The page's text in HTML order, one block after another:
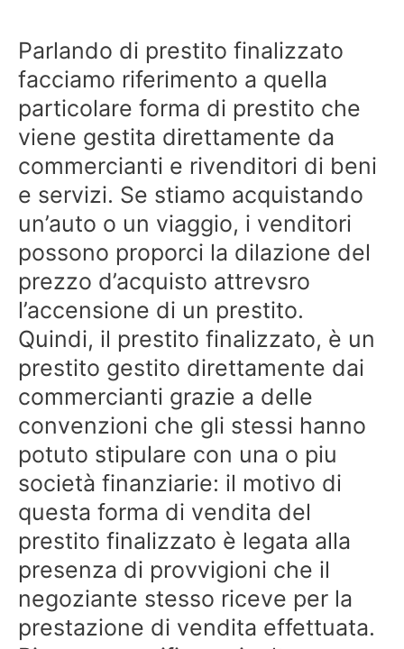
Parlando di prestito finalizzato
facciamo riferimento a quella
particolare forma di prestito che
viene gestita direttamente da
commercianti e rivenditori di beni
e servizi. Se stiamo acquistando
un’auto o un viaggio, i venditori
possono proporci la dilazione del
prezzo d’acquisto attrevsro
l’accensione di un prestito.
Quindi, il prestito finalizzato, è un
prestito gestito direttamente dai
commercianti grazie a delle
convenzioni che gli stessi hanno
potuto stipulare con una o piu
società finanziarie: il motivo di
questa forma di vendita del
prestito finalizzato è legata alla
presenza di provvigioni che il
negoziante stesso riceve per la
prestazione di vendita effettuata.